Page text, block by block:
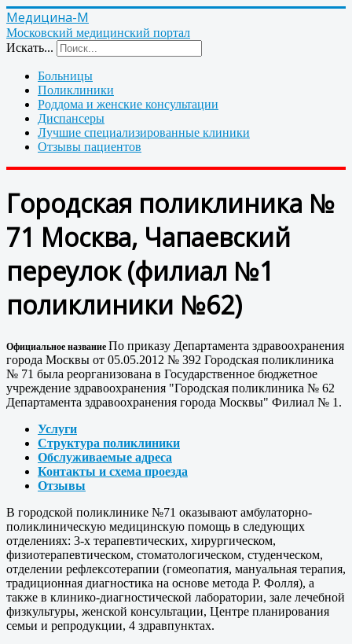
Медицина-М
Московский медицинский портал
Искать...
Больницы
Поликлиники
Роддома и женские консультации
Диспансеры
Лучшие специализированные клиники
Отзывы пациентов
Городская поликлиника №
71 Москва, Чапаевский
переулок (филиал №1
поликлиники №62)
Официальное название По приказу Департамента здравоохранения
города Москвы от 05.05.2012 № 392 Городская поликлиника
№ 71 была реорганизована в Государственное бюджетное
учреждение здравоохранения "Городская поликлиника № 62
Департамента здравоохранения города Москвы" Филиал № 1.
Услуги
Структура поликлиники
Обслуживаемые адреса
Контакты и схема проезда
Отзывы
В городской поликлинике №71 оказывают амбулаторно-
поликлиническую медицинскую помощь в следующих
отделениях: 3-х терапевтических, хирургическом,
физиотерапевтическом, стоматологическом, студенческом,
отделении рефлексотерапии (гомеопатия, мануальная терапия,
традиционная диагностика на основе метода Р. Фолля), а
также в клинико-диагностической лаборатории, зале лечебной
физкультуры, женской консультации, Центре планирования
семьи и репродукции, 4 здравпунктах.